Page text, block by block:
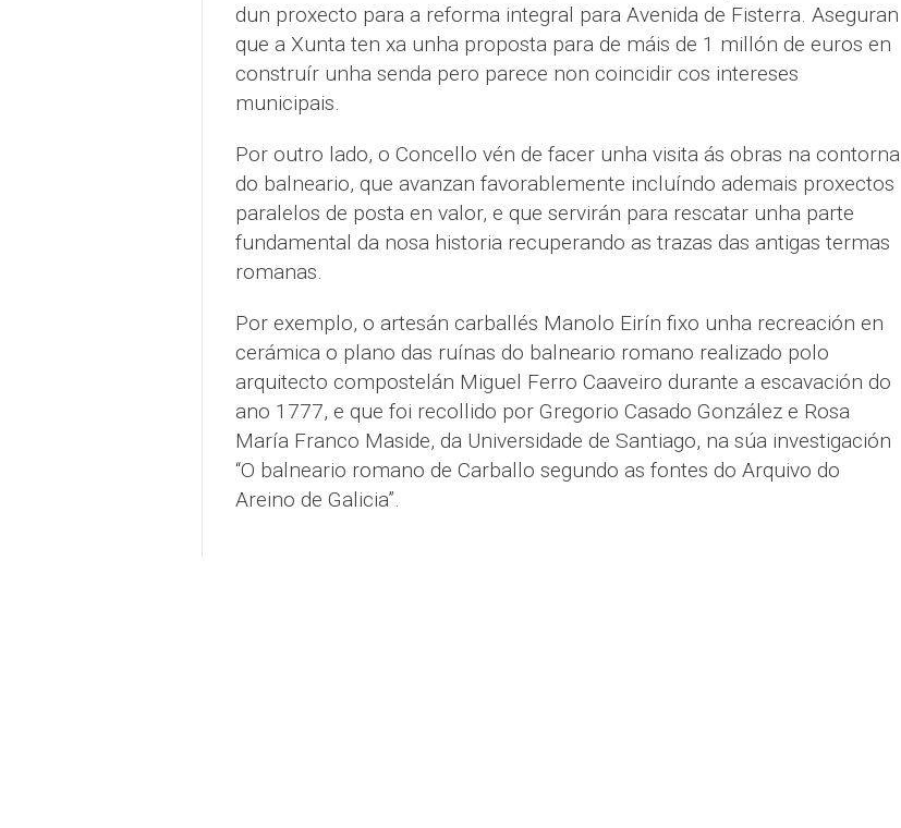
dun proxecto para a reforma integral para Avenida de Fisterra. Aseguran
que a Xunta ten xa unha proposta para de máis de 1 millón de euros en
construír unha senda pero parece non coincidir cos intereses
municipais.
Por outro lado, o Concello vén de facer unha visita ás obras na contorna
do balneario, que avanzan favorablemente incluíndo ademais proxectos
paralelos de posta en valor, e que servirán para rescatar unha parte
fundamental da nosa historia recuperando as trazas das antigas termas
romanas.
Por exemplo, o artesán carballés Manolo Eirín fixo unha recreación en
cerámica o plano das ruínas do balneario romano realizado polo
arquitecto compostelán Miguel Ferro Caaveiro durante a escavación do
ano 1777, e que foi recollido por Gregorio Casado González e Rosa
María Franco Maside, da Universidade de Santiago, na súa investigación
“O balneario romano de Carballo segundo as fontes do Arquivo do
Areino de Galicia”.